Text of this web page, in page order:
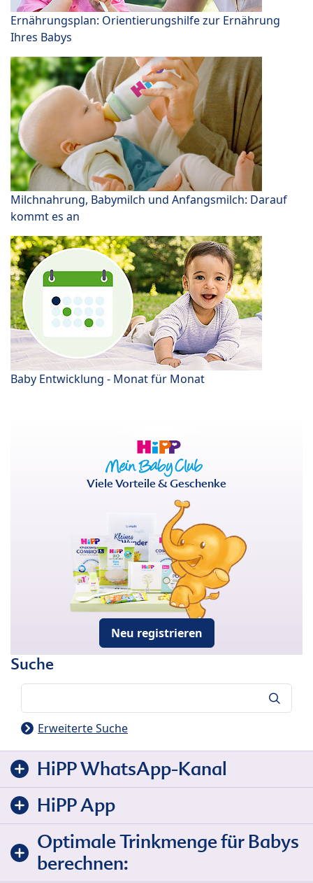
Ernährungsplan: Orientierungshilfe zur Ernährung
Ihres Babys
Milchnahrung, Babymilch und Anfangsmilch: Darauf
kommt es an
Baby Entwicklung - Monat für Monat
Viele Vorteile & Geschenke
Neu registrieren
Suche
Erweiterte Suche
HiPP WhatsApp-Kanal
HiPP App
Optimale Trinkmenge für Babys
berechnen: